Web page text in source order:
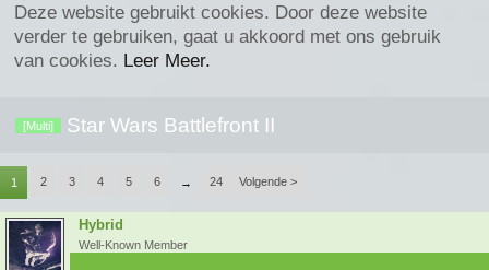
Deze website gebruikt cookies. Door deze website
verder te gebruiken, gaat u akkoord met ons gebruik
van cookies. Leer Meer.
[Multi] Star Wars Battlefront II
1 2 3 4 5 6 → 24 Volgende >
Hybrid
Well-Known Member